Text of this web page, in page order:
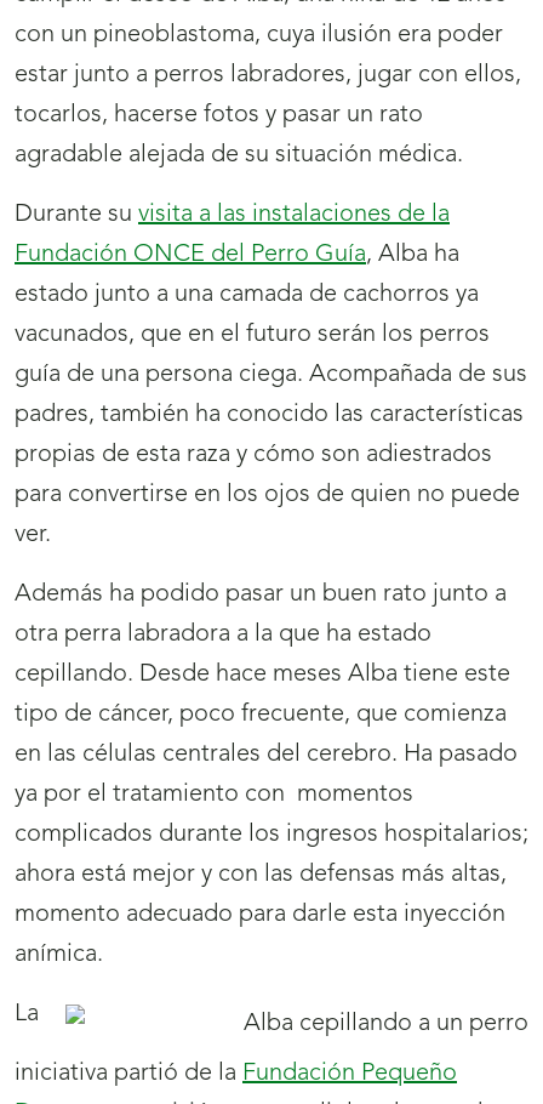
con un pineoblastoma, cuya ilusión era poder
estar junto a perros labradores, jugar con ellos,
tocarlos, hacerse fotos y pasar un rato
agradable alejada de su situación médica.
Durante su visita a las instalaciones de la
Fundación ONCE del Perro Guía, Alba ha
estado junto a una camada de cachorros ya
vacunados, que en el futuro serán los perros
guía de una persona ciega. Acompañada de sus
padres, también ha conocido las características
propias de esta raza y cómo son adiestrados
para convertirse en los ojos de quien no puede
ver.
Además ha podido pasar un buen rato junto a
otra perra labradora a la que ha estado
cepillando. Desde hace meses Alba tiene este
tipo de cáncer, poco frecuente, que comienza
en las células centrales del cerebro. Ha pasado
ya por el tratamiento con momentos
complicados durante los ingresos hospitalarios;
ahora está mejor y con las defensas más altas,
momento adecuado para darle esta inyección
anímica.
La
iniciativa partió de la Fundación Pequeño